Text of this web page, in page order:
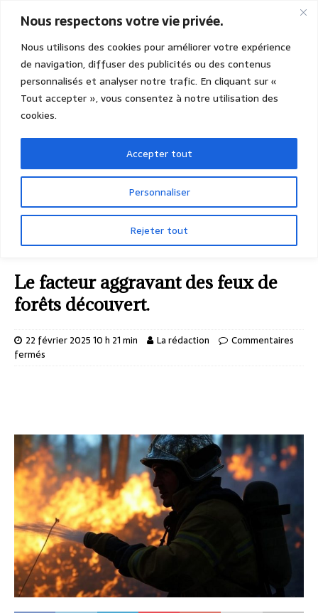
Nous respectons votre vie privée.
Nous utilisons des cookies pour améliorer votre expérience
de navigation, diffuser des publicités ou des contenus
personnalisés et analyser notre trafic. En cliquant sur «
Tout accepter », vous consentez à notre utilisation des
cookies.
Personnaliser
Rejeter tout
Accepter tout
ENVIRONNEMENT - CLIMAT
aggravant des feux de forêts découvert.
Le facteur aggravant des feux de
forêts découvert.
22 février 2025 10 h 21 min La rédaction
Commentaires
fermés